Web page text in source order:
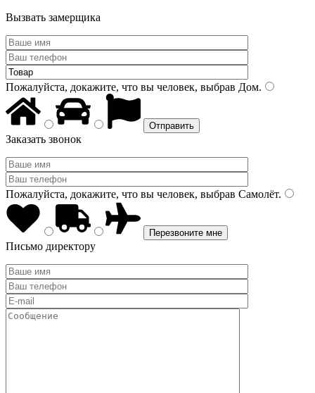
Вызвать замерщика
Пожалуйста, докажите, что вы человек, выбрав Дом.
Заказать звонок
Пожалуйста, докажите, что вы человек, выбрав Самолёт.
Письмо директору